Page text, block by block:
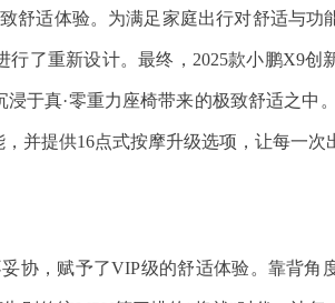
舒适体验。为满足家庭出行对舒适与功
了重新设计。最终，2025款小鹏X9创
于真·零重力座椅带来的极致舒适之中
并提供16点式按摩升级选项，让每一次
协，赋予了VIP级的舒适体验。靠背角